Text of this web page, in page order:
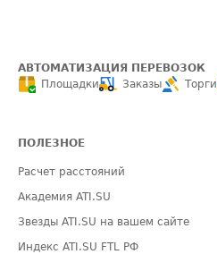
АВТОМАТИЗАЦИЯ ПЕРЕВОЗОК
Площадки
Заказы Торги
ПОЛЕЗНОЕ
Расчет расстояний
Академия ATI.SU
Звезды ATI.SU на вашем сайте
Индекс ATI.SU FTL РФ